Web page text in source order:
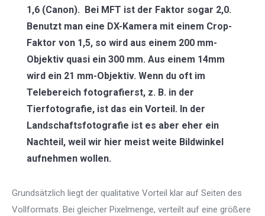
1,6 (Canon). Bei MFT ist der Faktor sogar 2,0.
Benutzt man eine DX-Kamera mit einem Crop-
Faktor von 1,5, so wird aus einem 200 mm-
Objektiv quasi ein 300 mm. Aus einem 14mm
wird ein 21 mm-Objektiv. Wenn du oft im
Telebereich fotografierst, z. B. in der
Tierfotografie, ist das ein Vorteil. In der
Landschaftsfotografie ist es aber eher ein
Nachteil, weil wir hier meist weite Bildwinkel
aufnehmen wollen.
Grundsätzlich liegt der qualitative Vorteil klar auf Seiten des
Vollformats. Bei gleicher Pixelmenge, verteilt auf eine größere